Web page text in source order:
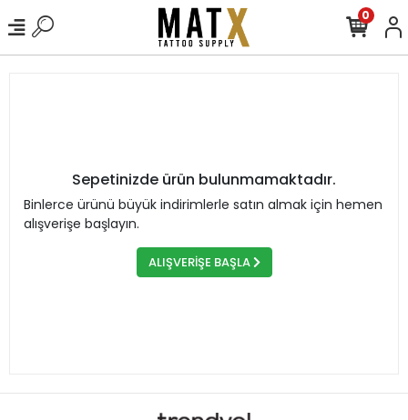
0
Sepetinizde ürün bulunmamaktadır.
Binlerce ürünü büyük indirimlerle satın almak için hemen
alışverişe başlayın.
ALIŞVERİŞE BAŞLA